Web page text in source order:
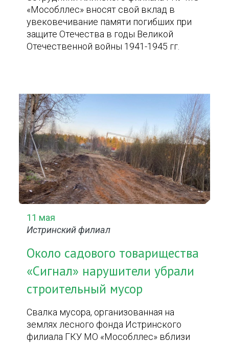
«Мособллес» вносят свой вклад в
увековечивание памяти погибших при
защите Отечества в годы Великой
Отечественной войны 1941-1945 гг.
11 мая
Истринский филиал
Около садового товарищества
«Сигнал» нарушители убрали
строительный мусор
Свалка мусора, организованная на
землях лесного фонда Истринского
филиала ГКУ МО «Мособллес» вблизи